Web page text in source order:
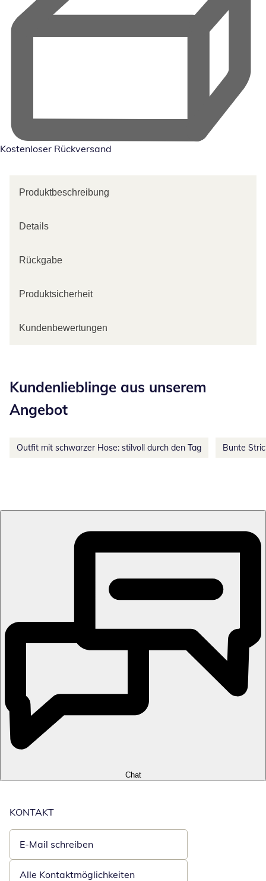
Kostenloser Rückversand
Produktbeschreibung
Details
Rückgabe
Produktsicherheit
Kundenbewertungen
Kundenlieblinge aus unserem
Angebot
Outfit mit schwarzer Hose: stilvoll durch den Tag Bunte
Chat
KONTAKT
E-Mail schreiben
Öffnet E-Mail-Client
Alle Kontaktmöglichkeiten